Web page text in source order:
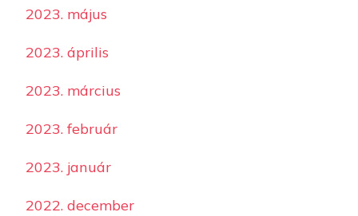
2023. május
2023. április
2023. március
2023. február
2023. január
2022. december